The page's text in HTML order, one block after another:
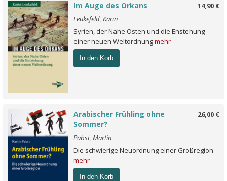
14,90 €
Im Auge des Orkans
Leukefeld, Karin
Syrien, der Nahe Osten und die Enstehung
einer neuen Weltordnungmehr
In den Korb
26,00 €
Arabischer Frühling ohne
Sommer?
Pabst, Martin
Die schwierige Neuordnung einer Großregion
mehr
In den Korb